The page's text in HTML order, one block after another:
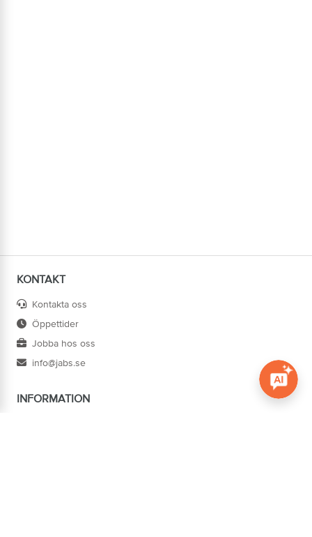
KONTAKT
Kontakta oss
Öppettider
Jobba hos oss
info@jabs.se
INFORMATION